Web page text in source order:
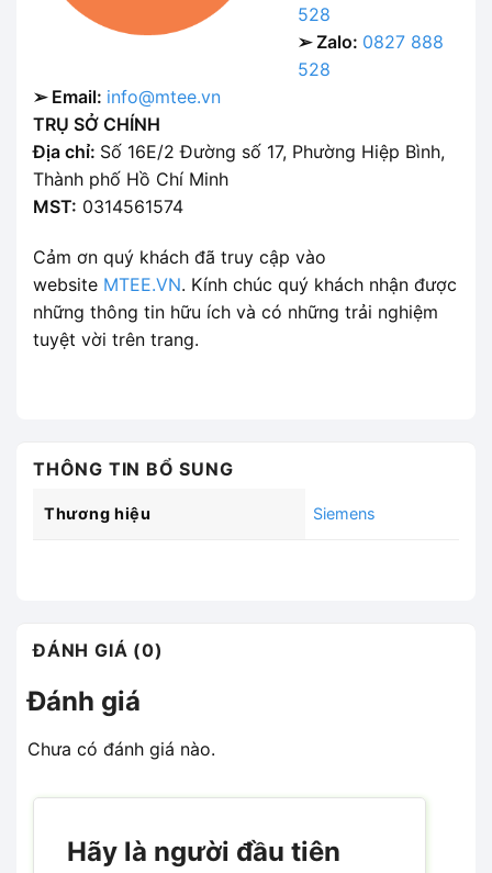
528
➢ Zalo: 0827 888
528
➢ Email: info@mtee.vn
TRỤ SỞ CHÍNH
Địa chỉ: Số 16E/2 Đường số 17, Phường Hiệp Bình,
Thành phố Hồ Chí Minh
MST: 0314561574
Cảm ơn quý khách đã truy cập vào
website MTEE.VN. Kính chúc quý khách nhận được
những thông tin hữu ích và có những trải nghiệm
tuyệt vời trên trang.
THÔNG TIN BỔ SUNG
Thương hiệu Siemens
ĐÁNH GIÁ (0)
Đánh giá
Chưa có đánh giá nào.
Hãy là người đầu tiên